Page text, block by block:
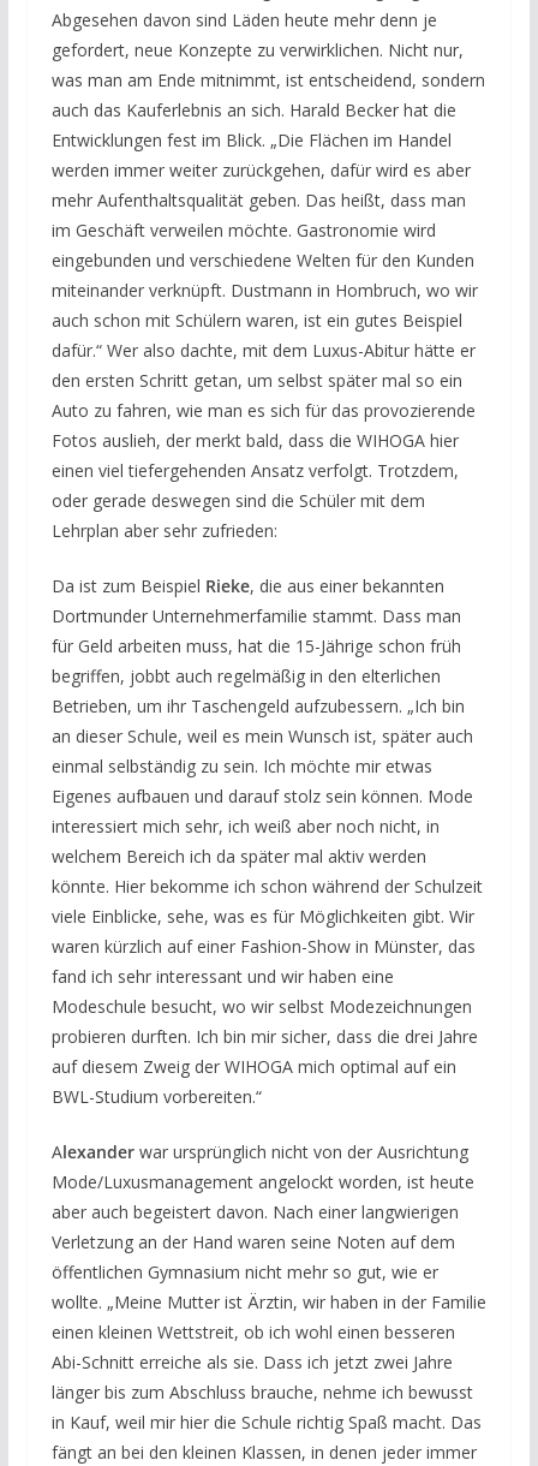
Abgesehen davon sind Läden heute mehr denn je
gefordert, neue Konzepte zu verwirklichen. Nicht nur,
was man am Ende mitnimmt, ist entscheidend, sondern
auch das Kauferlebnis an sich. Harald Becker hat die
Entwicklungen fest im Blick. „Die Flächen im Handel
werden immer weiter zurückgehen, dafür wird es aber
mehr Aufenthaltsqualität geben. Das heißt, dass man
im Geschäft verweilen möchte. Gastronomie wird
eingebunden und verschiedene Welten für den Kunden
miteinander verknüpft. Dustmann in Hombruch, wo wir
auch schon mit Schülern waren, ist ein gutes Beispiel
dafür.“ Wer also dachte, mit dem Luxus-Abitur hätte er
den ersten Schritt getan, um selbst später mal so ein
Auto zu fahren, wie man es sich für das provozierende
Fotos auslieh, der merkt bald, dass die WIHOGA hier
einen viel tiefergehenden Ansatz verfolgt. Trotzdem,
oder gerade deswegen sind die Schüler mit dem
Lehrplan aber sehr zufrieden:
Da ist zum Beispiel Rieke, die aus einer bekannten
Dortmunder Unternehmerfamilie stammt. Dass man
für Geld arbeiten muss, hat die 15-Jährige schon früh
begriffen, jobbt auch regelmäßig in den elterlichen
Betrieben, um ihr Taschengeld aufzubessern. „Ich bin
an dieser Schule, weil es mein Wunsch ist, später auch
einmal selbständig zu sein. Ich möchte mir etwas
Eigenes aufbauen und darauf stolz sein können. Mode
interessiert mich sehr, ich weiß aber noch nicht, in
welchem Bereich ich da später mal aktiv werden
könnte. Hier bekomme ich schon während der Schulzeit
viele Einblicke, sehe, was es für Möglichkeiten gibt. Wir
waren kürzlich auf einer Fashion-Show in Münster, das
fand ich sehr interessant und wir haben eine
Modeschule besucht, wo wir selbst Modezeichnungen
probieren durften. Ich bin mir sicher, dass die drei Jahre
auf diesem Zweig der WIHOGA mich optimal auf ein
BWL-Studium vorbereiten.“
Alexander war ursprünglich nicht von der Ausrichtung
Mode/Luxusmanagement angelockt worden, ist heute
aber auch begeistert davon. Nach einer langwierigen
Verletzung an der Hand waren seine Noten auf dem
öffentlichen Gymnasium nicht mehr so gut, wie er
wollte. „Meine Mutter ist Ärztin, wir haben in der Familie
einen kleinen Wettstreit, ob ich wohl einen besseren
Abi-Schnitt erreiche als sie. Dass ich jetzt zwei Jahre
länger bis zum Abschluss brauche, nehme ich bewusst
in Kauf, weil mir hier die Schule richtig Spaß macht. Das
fängt an bei den kleinen Klassen, in denen jeder immer